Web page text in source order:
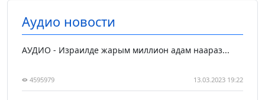
Аудио новости
АУДИО - Израилде жарым миллион адам наараз...
4595979 13.03.2023 19:22